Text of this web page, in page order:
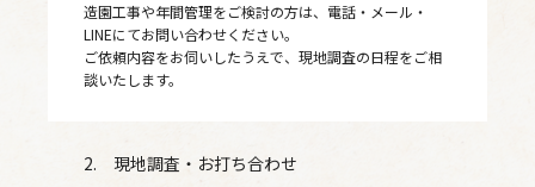
造園工事や年間管理をご検討の方は、電話・メール・
LINEにてお問い合わせください。
ご依頼内容をお伺いしたうえで、現地調査の日程をご相
談いたします。
2. 現地調査・お打ち合わせ